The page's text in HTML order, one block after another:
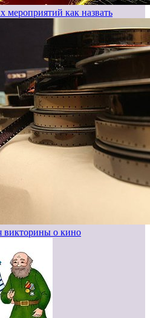
мероприятий как назвать
викторины о кино